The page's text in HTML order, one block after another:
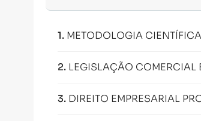
1. METODOLOGIA CIENTÍFICA
2. LEGISLAÇÃO COMERCIAL
3. DIREITO EMPRESARIAL